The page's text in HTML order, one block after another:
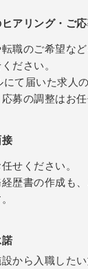
アリング・ご
職のご希望な
ださい。
にて届いた求人
募の調整はお任
せください。
歴書の作成も
から入職した